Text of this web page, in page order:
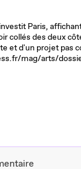
Paris,
collés des deux
et d'un projet pas
mag/arts/